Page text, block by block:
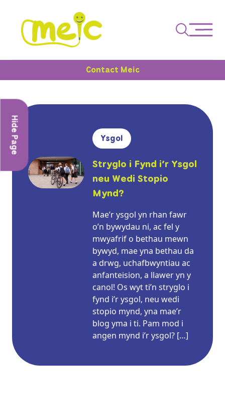
Contact Meic
Hide Page Ysgol
Stryglo i Fynd i’r Ysgol
neu Wedi Stopio
Mynd?
Mae’r ysgol yn rhan fawr
o’n bywydau ni, ac fel y
mwyafrif o bethau mewn
bywyd, mae yna bethau da
a drwg, uchafbwyntiau ac
anfanteision, a llawer yn y
canol! Os wyt ti’n stryglo i
fynd i’r ysgol, neu wedi
stopio mynd, yna mae’r
blog yma i ti. Pam mod i
angen mynd i’r ysgol? […]